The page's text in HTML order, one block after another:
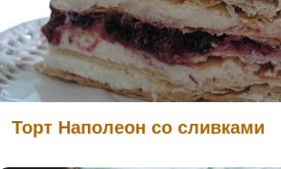
Торт Наполеон со сливками